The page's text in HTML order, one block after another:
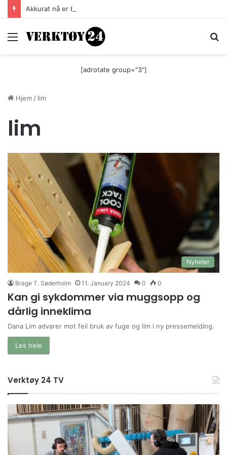
Akkurat nå er batteri-bordsaga til Festool billigere
Meny
[adrotate group="3"]
Hjem / lim
lim
Nyheter
Brage T. Søderholm 11. January 2024 0 0
Kan gi sykdommer via muggsopp og
dårlig inneklima
Dana Lim advarer mot feil bruk av fuge og lim i ny pressemelding.
Les hele
Verktøy 24 TV